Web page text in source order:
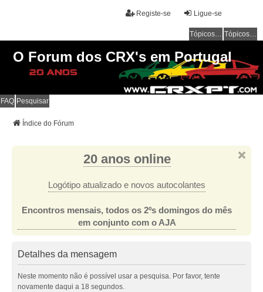
Ligue-se
Registe-se
Tópicos sem resposta Tópicos ativos
O Forum dos CRX's em Portugal
FAQ Pesquisar
Índice do Fórum
20 anos online
Logótipo atualizado e novos autocolantes
Encontros mensais, todos os 2ºs domingos do mês
em conjunto com o AJA
Detalhes da mensagem
Neste momento não é possível usar a pesquisa. Por favor, tente
novamente daqui a 18 segundos.